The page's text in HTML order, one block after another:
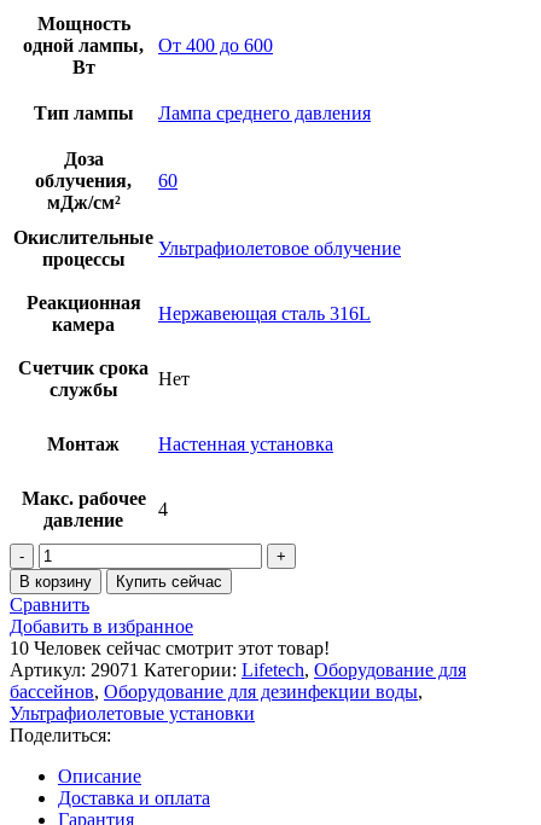
Мощность
одной лампы,
Вт
От 400 до 600
Тип лампы Лампа среднего давления
Доза
облучения,
мДж/см²
60
Окислительные
процессы
Ультрафиолетовое облучение
Реакционная
камера
Нержавеющая сталь 316L
Счетчик срока
службы
Нет
Монтаж Настенная установка
Макс. рабочее
давление
4
Количество
товара
Ультрафиолетовая
установка
Lifetech
Charm
(33
м3/
ч,
DN75,
0.6
кВт),
ручная
В корзину Купить сейчас
Сравнить
Добавить в избранное
10 Человек сейчас смотрит этот товар!
Артикул: 29071 Категории: Lifetech, Оборудование для
бассейнов, Оборудование для дезинфекции воды,
Ультрафиолетовые установки
Поделиться:
Описание
Доставка и оплата
Гарантия